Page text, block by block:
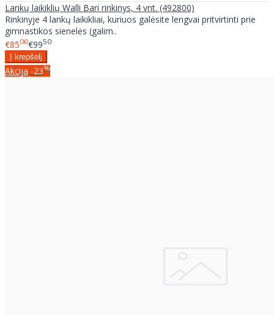
Lankų laikiklių Walli Bari rinkinys, 4 vnt. (492800)
Rinkinyje 4 lankų laikikliai, kuriuos galėsite lengvai pritvirtinti prie
gimnastikos sienelės (galim..
€8500€9950
Akcija -23%